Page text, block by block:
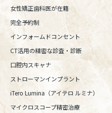
女性矯正歯科医が在籍
完全予約制
インフォームドコンセント
CT活用の精密な診査・診断
口腔内スキャナ
ストローマンインプラント
iTero Lumina（アイテロ ルミナ）
マイクロスコープ精密治療